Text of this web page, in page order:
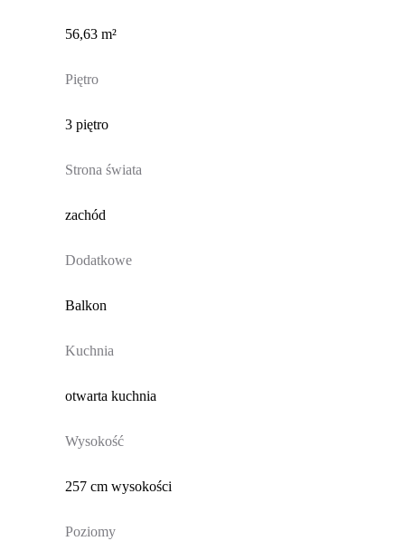
56,63 m²
Piętro
3 piętro
Strona świata
zachód
Dodatkowe
Balkon
Kuchnia
otwarta kuchnia
Wysokość
257 cm wysokości
Poziomy